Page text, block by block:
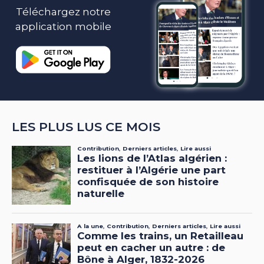
Téléchargez notre
application mobile
LES PLUS LUS CE MOIS